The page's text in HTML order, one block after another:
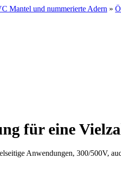
Mantel und nummerierte Adern »
für eine
Anwendungen, 300/500V,